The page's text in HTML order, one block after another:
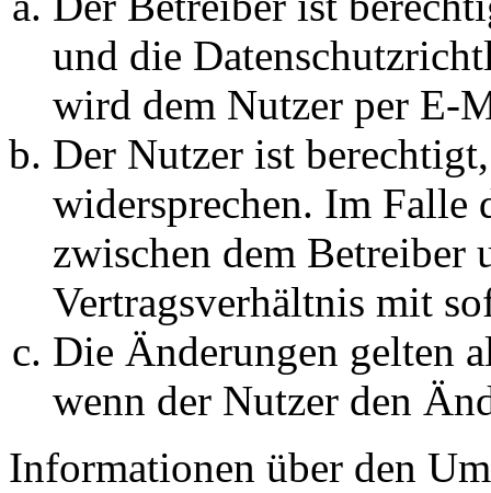
und die
wird dem Nutzer per E-
Der Nutzer ist
widersprechen. Im Falle
zwischen dem Betreiber
Vertragsverhältnis mit
Die Änderungen gelten
wenn der Nutzer den
Informationen über den